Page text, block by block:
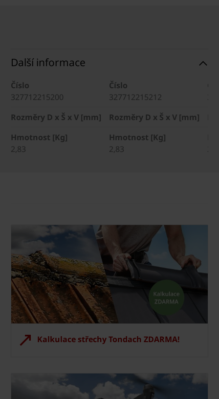
Další informace
Číslo
327712215200
Číslo
327712215212
Rozměry D x Š x V [mm]
Rozměry D x Š x V [mm]
Hmotnost [Kg]
2,83
Hmotnost [Kg]
2,83
Kalkulace střechy Tondach ZDARMA!